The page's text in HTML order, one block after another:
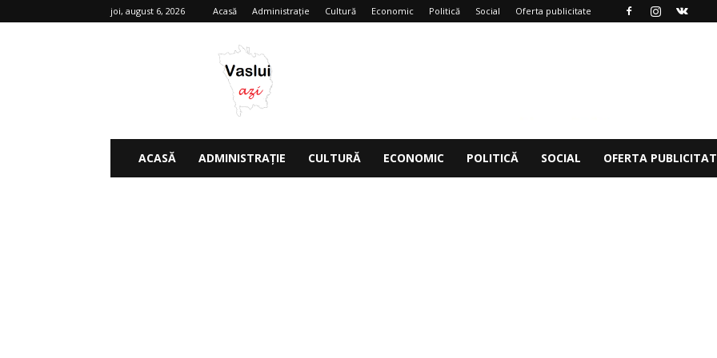
joi, august 6, 2026 Acasă Administrație Cultură Economic Politică Social Oferta publicitate
ACASĂ ADMINISTRAȚIE CULTURĂ ECONOMIC POLITICĂ SOCIAL OFERTA